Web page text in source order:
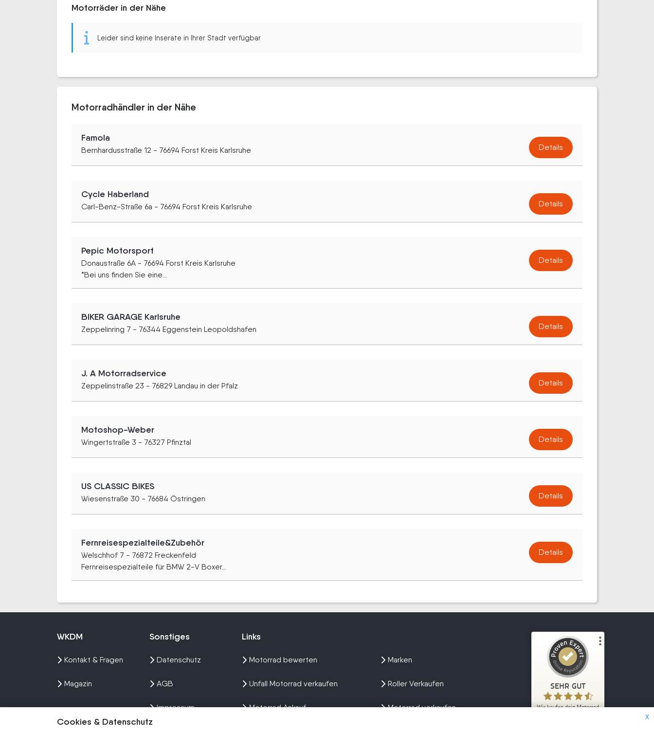
Motorräder in der Nähe
Leider sind keine Inserate in Ihrer Stadt verfügbar
Motorradhändler in der Nähe
Famola
Bernhardusstraße 12 - 76694 Forst Kreis Karlsruhe Details
Cycle Haberland
Carl-Benz-Straße 6a - 76694 Forst Kreis Karlsruhe Details
Pepic Motorsport
Donaustraße 6A - 76694 Forst Kreis Karlsruhe
*Bei uns finden Sie eine...
Details
BIKER GARAGE Karlsruhe
Zeppelinring 7 - 76344 Eggenstein Leopoldshafen Details
J. A Motorradservice
Zeppelinstraße 23 - 76829 Landau in der Pfalz Details
Motoshop-Weber
Wingertstraße 3 - 76327 Pfinztal Details
US CLASSIC BIKES
Wiesenstraße 30 - 76684 Östringen Details
Fernreisespezialteile&Zubehör
Welschhof 7 - 76872 Freckenfeld
Fernreisespezialteile für BMW 2-V Boxer...
Details
X
Cookies & Datenschutz
WKDM
Kontakt & Fragen
Magazin
Sonstiges
Datenschutz
AGB
Impressum
Links
Motorrad bewerten
Unfall Motorrad verkaufen
Motorrad Ankauf
Marken
Roller Verkaufen
Motorrad verkaufen
SEHR GUT
Wir kaufen dein Motorrad
Kundenbewertungen und Erfahrungen zu
Wir kaufen dein Motorrad
SEHR GUT
4,70
/
5,00
2.047
Bewertungen von
1
anderen Quelle